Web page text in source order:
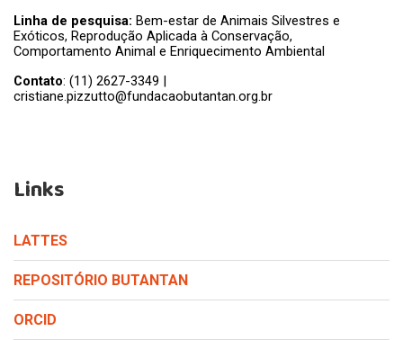
Linha de pesquisa: Bem-estar de Animais Silvestres e
Exóticos, Reprodução Aplicada à Conservação,
Comportamento Animal e Enriquecimento Ambiental
Contato: (11) 2627-3349 |
cristiane.pizzutto@fundacaobutantan.org.br
Links
LATTES
REPOSITÓRIO BUTANTAN
ORCID